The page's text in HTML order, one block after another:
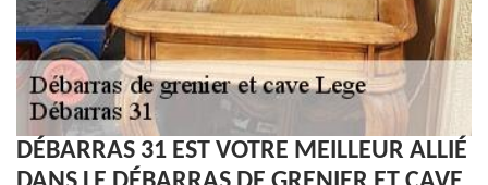
DÉBARRAS 31 EST VOTRE MEILLEUR ALLIÉ